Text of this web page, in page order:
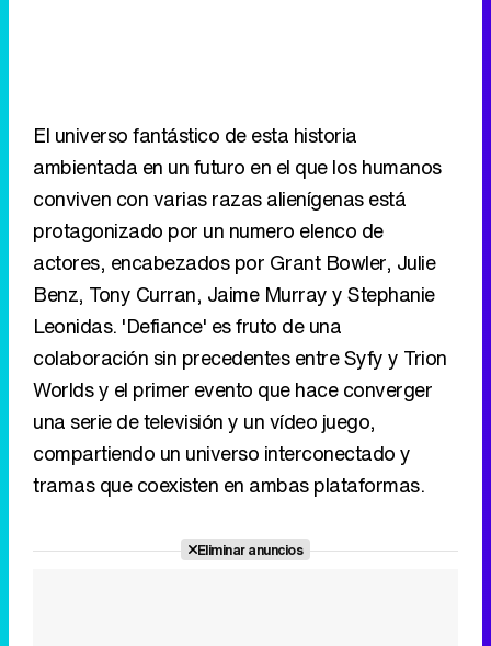
El universo fantástico de esta historia
ambientada en un futuro en el que los humanos
conviven con varias razas alienígenas está
protagonizado por un numero elenco de
actores, encabezados por Grant Bowler, Julie
Benz, Tony Curran, Jaime Murray y Stephanie
Leonidas. 'Defiance' es fruto de una
colaboración sin precedentes entre Syfy y Trion
Worlds y el primer evento que hace converger
una serie de televisión y un vídeo juego,
compartiendo un universo interconectado y
tramas que coexisten en ambas plataformas.
Promo de SyFy sobre el estreno de 'Dark Matter'
el próximo 15 de junio